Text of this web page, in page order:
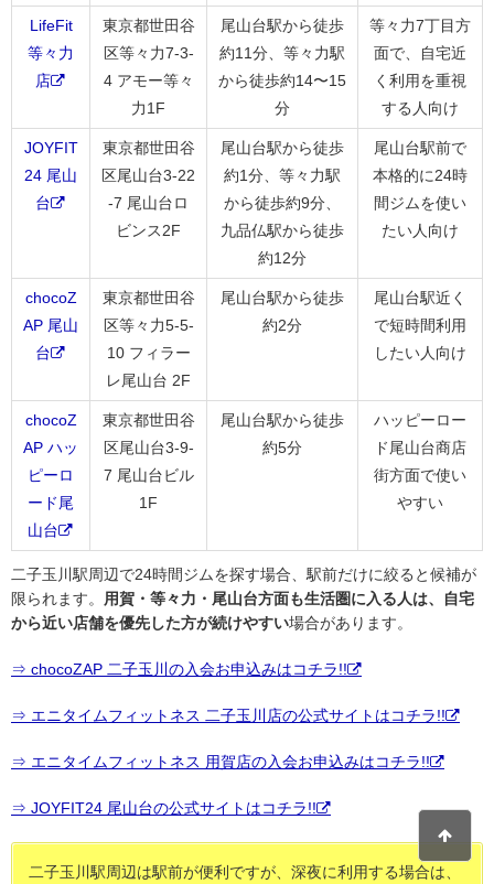
LifeFit
等々力
店
東京都世田谷
区等々力7-3-
4 アモー等々
力1F
尾山台駅から徒歩
約11分、等々力駅
から徒歩約14〜15
分
等々力7丁目方
面で、自宅近
く利用を重視
する人向け
JOYFIT
24 尾山
台
東京都世田谷
区尾山台3-22
-7 尾山台ロ
ビンス2F
尾山台駅から徒歩
約1分、等々力駅
から徒歩約9分、
九品仏駅から徒歩
約12分
尾山台駅前で
本格的に24時
間ジムを使い
たい人向け
chocoZ
AP 尾山
台
東京都世田谷
区等々力5-5-
10 フィラー
レ尾山台 2F
尾山台駅から徒歩
約2分
尾山台駅近く
で短時間利用
したい人向け
chocoZ
AP ハッ
ピーロ
ード尾
山台
東京都世田谷
区尾山台3-9-
7 尾山台ビル
1F
尾山台駅から徒歩
約5分
ハッピーロー
ド尾山台商店
街方面で使い
やすい
二子玉川駅周辺で24時間ジムを探す場合、駅前だけに絞ると候補が
限られます。 用賀・等々力・尾山台方面も生活圏に入る人は、自宅
から近い店舗を優先した方が続けやすい場合があります。
⇒ chocoZAP 二子玉川の入会お申込みはコチラ!!
⇒ エニタイムフィットネス 二子玉川店の公式サイトはコチラ!!
⇒ エニタイムフィットネス 用賀店の入会お申込みはコチラ!!
⇒ JOYFIT24 尾山台の公式サイトはコチラ!!
二子玉川駅周辺は駅前が便利ですが、深夜に利用する場合は、